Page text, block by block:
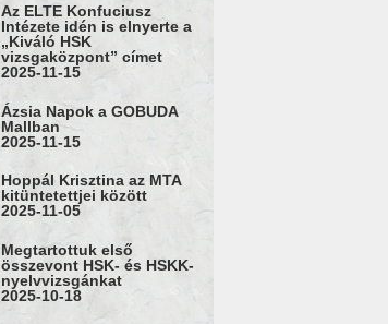
Az ELTE Konfuciusz
Intézete idén is elnyerte a
„Kiváló HSK
vizsgaközpont” címet
2025-11-15
Ázsia Napok a GOBUDA
Mallban
2025-11-15
Hoppál Krisztina az MTA
kitüntetettjei között
2025-11-05
Megtartottuk első
összevont HSK- és HSKK-
nyelvvizsgánkat
2025-10-18